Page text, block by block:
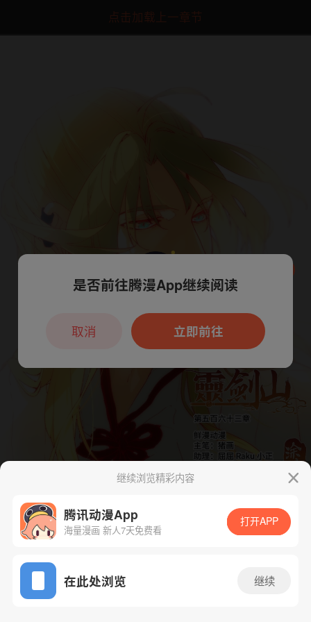
点击加载上一章节
App免费看
下一话 腾漫App免费看
继续浏览精彩内容
腾讯动漫App
海量漫画 新人7天免费看
打开APP
在此处浏览 继续
本章节仅支持App阅读，可打开App新用
户7天免费看
是否前往腾漫App继续阅读
立即前往
取消